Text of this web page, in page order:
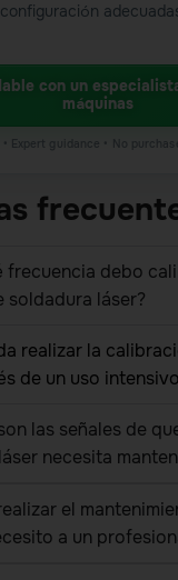
con un
máquinas
frecuencia debo
soldadura láser?
realizar la
de un uso
las señales de
necesita
el
a un